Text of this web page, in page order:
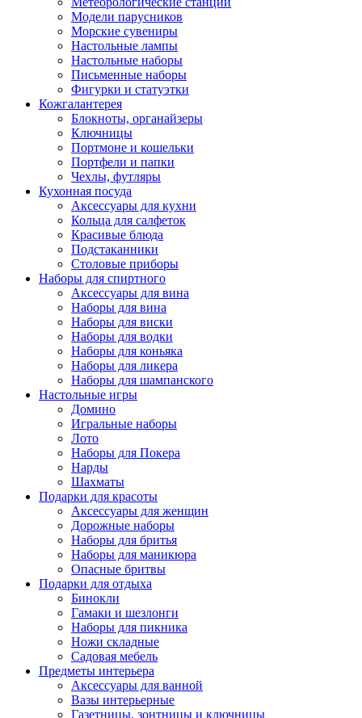
Модели парусников
Морские сувениры
Настольные лампы
Настольные наборы
Письменные наборы
Фигурки и статуэтки
Кожгалантерея
Блокноты, органайзеры
Ключницы
Портмоне и кошельки
Портфели и папки
Чехлы, футляры
Кухонная посуда
Аксессуары для кухни
Кольца для салфеток
Красивые блюда
Подстаканники
Столовые приборы
Наборы для спиртного
Аксессуары для вина
Наборы для вина
Наборы для виски
Наборы для водки
Наборы для коньяка
Наборы для ликера
Наборы для шампанского
Настольные игры
Домино
Игральные наборы
Лото
Наборы для Покера
Нарды
Шахматы
Подарки для красоты
Аксессуары для женщин
Дорожные наборы
Наборы для бритья
Наборы для маникюра
Опасные бритвы
Подарки для отдыха
Бинокли
Гамаки и шезлонги
Наборы для пикника
Ножи складные
Садовая мебель
Предметы интерьера
Аксессуары для ванной
Вазы интерьерные
Газетницы, зонтницы и ключницы